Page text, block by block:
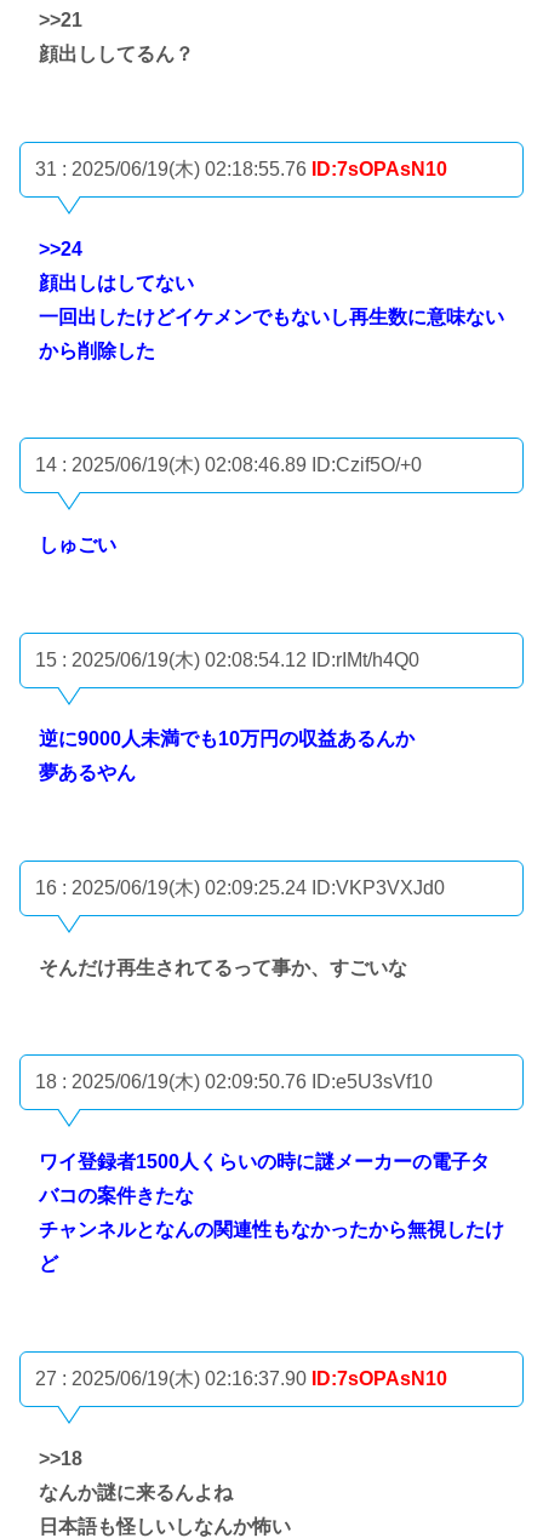
>>21
顔出ししてるん？
31 : 2025/06/19(木) 02:18:55.76 ID:7sOPAsN10
>>24
顔出しはしてない
一回出したけどイケメンでもないし再生数に意味ない
から削除した
14 : 2025/06/19(木) 02:08:46.89 ID:Czif5O/+0
しゅごい
15 : 2025/06/19(木) 02:08:54.12 ID:rIMt/h4Q0
逆に9000人未満でも10万円の収益あるんか
夢あるやん
16 : 2025/06/19(木) 02:09:25.24 ID:VKP3VXJd0
そんだけ再生されてるって事か、すごいな
18 : 2025/06/19(木) 02:09:50.76 ID:e5U3sVf10
ワイ登録者1500人くらいの時に謎メーカーの電子タ
バコの案件きたな
チャンネルとなんの関連性もなかったから無視したけ
ど
27 : 2025/06/19(木) 02:16:37.90 ID:7sOPAsN10
>>18
なんか謎に来るんよね
日本語も怪しいしなんか怖い